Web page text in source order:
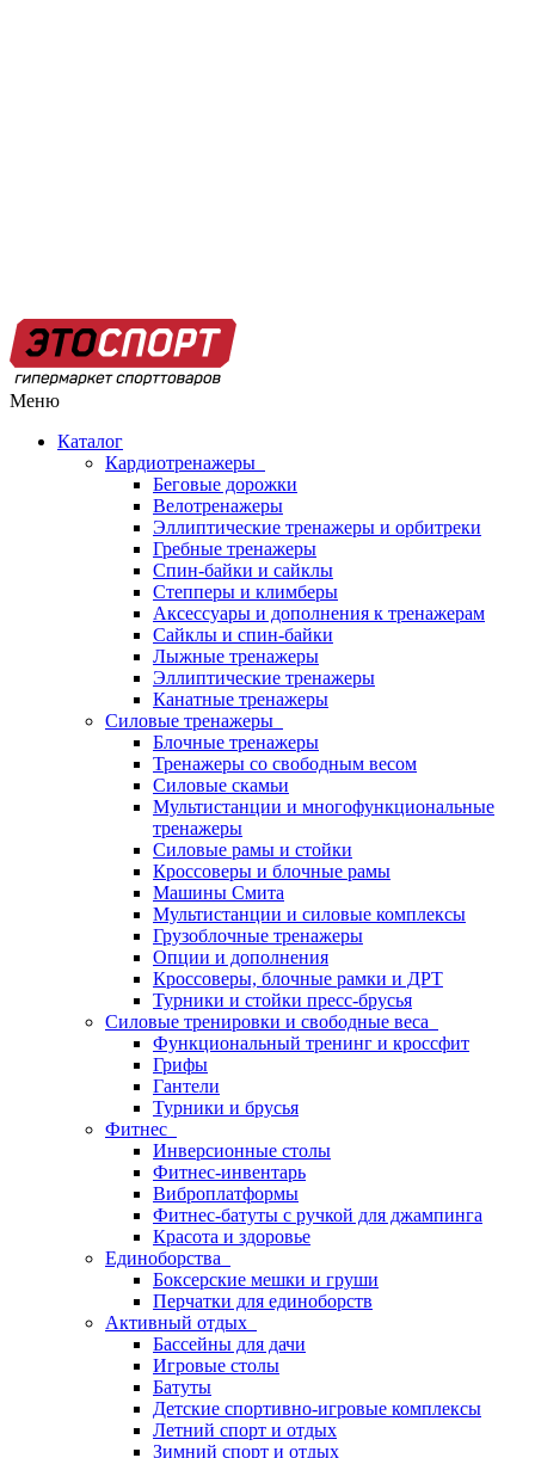
Меню
Каталог
Кардиотренажеры
Беговые дорожки
Велотренажеры
Эллиптические тренажеры и орбитреки
Гребные тренажеры
Спин-байки и сайклы
Степперы и климберы
Аксессуары и дополнения к тренажерам
Сайклы и спин-байки
Лыжные тренажеры
Эллиптические тренажеры
Канатные тренажеры
Силовые тренажеры
Блочные тренажеры
Тренажеры со свободным весом
Силовые скамьи
Мультистанции и многофункциональные
тренажеры
Силовые рамы и стойки
Кроссоверы и блочные рамы
Машины Смита
Мультистанции и силовые комплексы
Грузоблочные тренажеры
Опции и дополнения
Кроссоверы, блочные рамки и ДРТ
Турники и стойки пресс-брусья
Силовые тренировки и свободные веса
Функциональный тренинг и кроссфит
Грифы
Гантели
Турники и брусья
Фитнес
Инверсионные столы
Фитнес-инвентарь
Виброплатформы
Фитнес-батуты с ручкой для джампинга
Красота и здоровье
Единоборства
Боксерские мешки и груши
Перчатки для единоборств
Активный отдых
Бассейны для дачи
Игровые столы
Батуты
Детские спортивно-игровые комплексы
Летний спорт и отдых
Зимний спорт и отдых